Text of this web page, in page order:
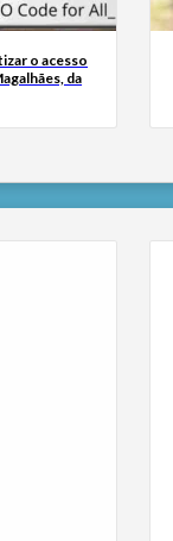
o acesso
da